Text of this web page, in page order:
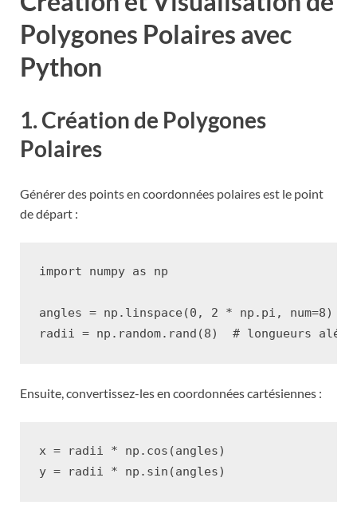
Polygones Polaires avec
Python
1. Création de Polygones
Polaires
Générer des points en coordonnées polaires est le point
de départ :
import numpy as np
angles = np . linspace (0 , 2 * np . pi , num=8)
radii = np . random. rand (8) # longueurs
Ensuite, convertissez-les en coordonnées cartésiennes :
x = radii * np . cos (angles)
y = radii * np . sin (angles)